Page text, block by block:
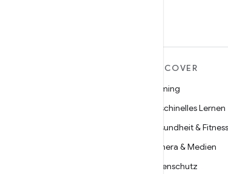
DISCOVER
Gaming
Maschinelles Lernen
Gesundheit & Fitness
Kamera & Medien
Datenschutz